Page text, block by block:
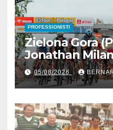
PROFESSIONISTI
Zielona Gora
Jonathan
Vince la terza
seguito e in
all’83° Giro di
05/08/2026